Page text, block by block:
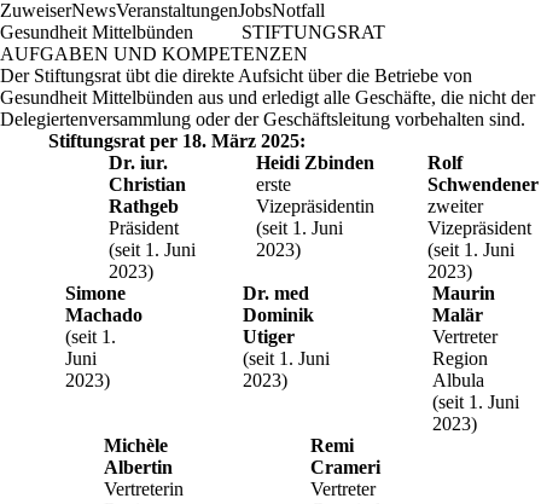
ZuweiserNewsVeranstaltungenJobsNotfall
Gesundheit Mittelbünden
STIFTUNGSRAT
AUFGABEN UND KOMPETENZEN
Der Stiftungsrat übt die direkte Aufsicht über die Betriebe von
Gesundheit Mittelbünden aus und erledigt alle Geschäfte, die nicht der
Delegiertenversammlung oder der Geschäftsleitung vorbehalten sind.
Stiftungsrat per 18. März 2025:
Dr. iur.
Christian
Rathgeb
Präsident
(seit 1. Juni
2023)
Heidi Zbinden
erste
Vizepräsidentin
(seit 1. Juni
2023)
Rolf
Schwendener
zweiter
Vizepräsident
(seit 1. Juni
2023)
Simone
Machado
(seit 1.
Juni
2023)
Dr. med
Dominik
Utiger
(seit 1. Juni
2023)
Maurin
Malär
Vertreter
Region
Albula
(seit 1. Juni
2023)
Michèle
Albertin
Vertreterin
Remi
Crameri
Vertreter